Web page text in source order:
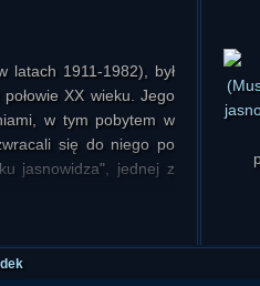
latach 1911-1982), był
XX wieku. Jego
w tym pobytem w
się do niego po
jasnowidza", jednej z